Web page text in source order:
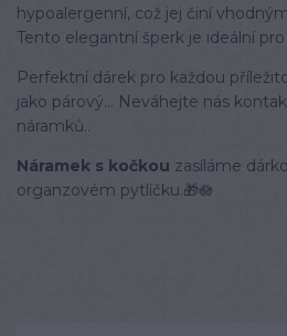
hypoalergenní, což jej činí
Tento elegantní šperk je ideální
Perfektní dárek pro každou
jako párový... Neváhejte nás
náramků..
Náramek s kočkou zasíláme
organzovém pytlíčku.🎁🪷